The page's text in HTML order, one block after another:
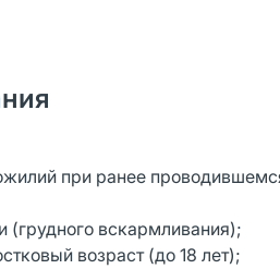
при ранее
(грудного вскармливания);
возраст (до 18 лет);